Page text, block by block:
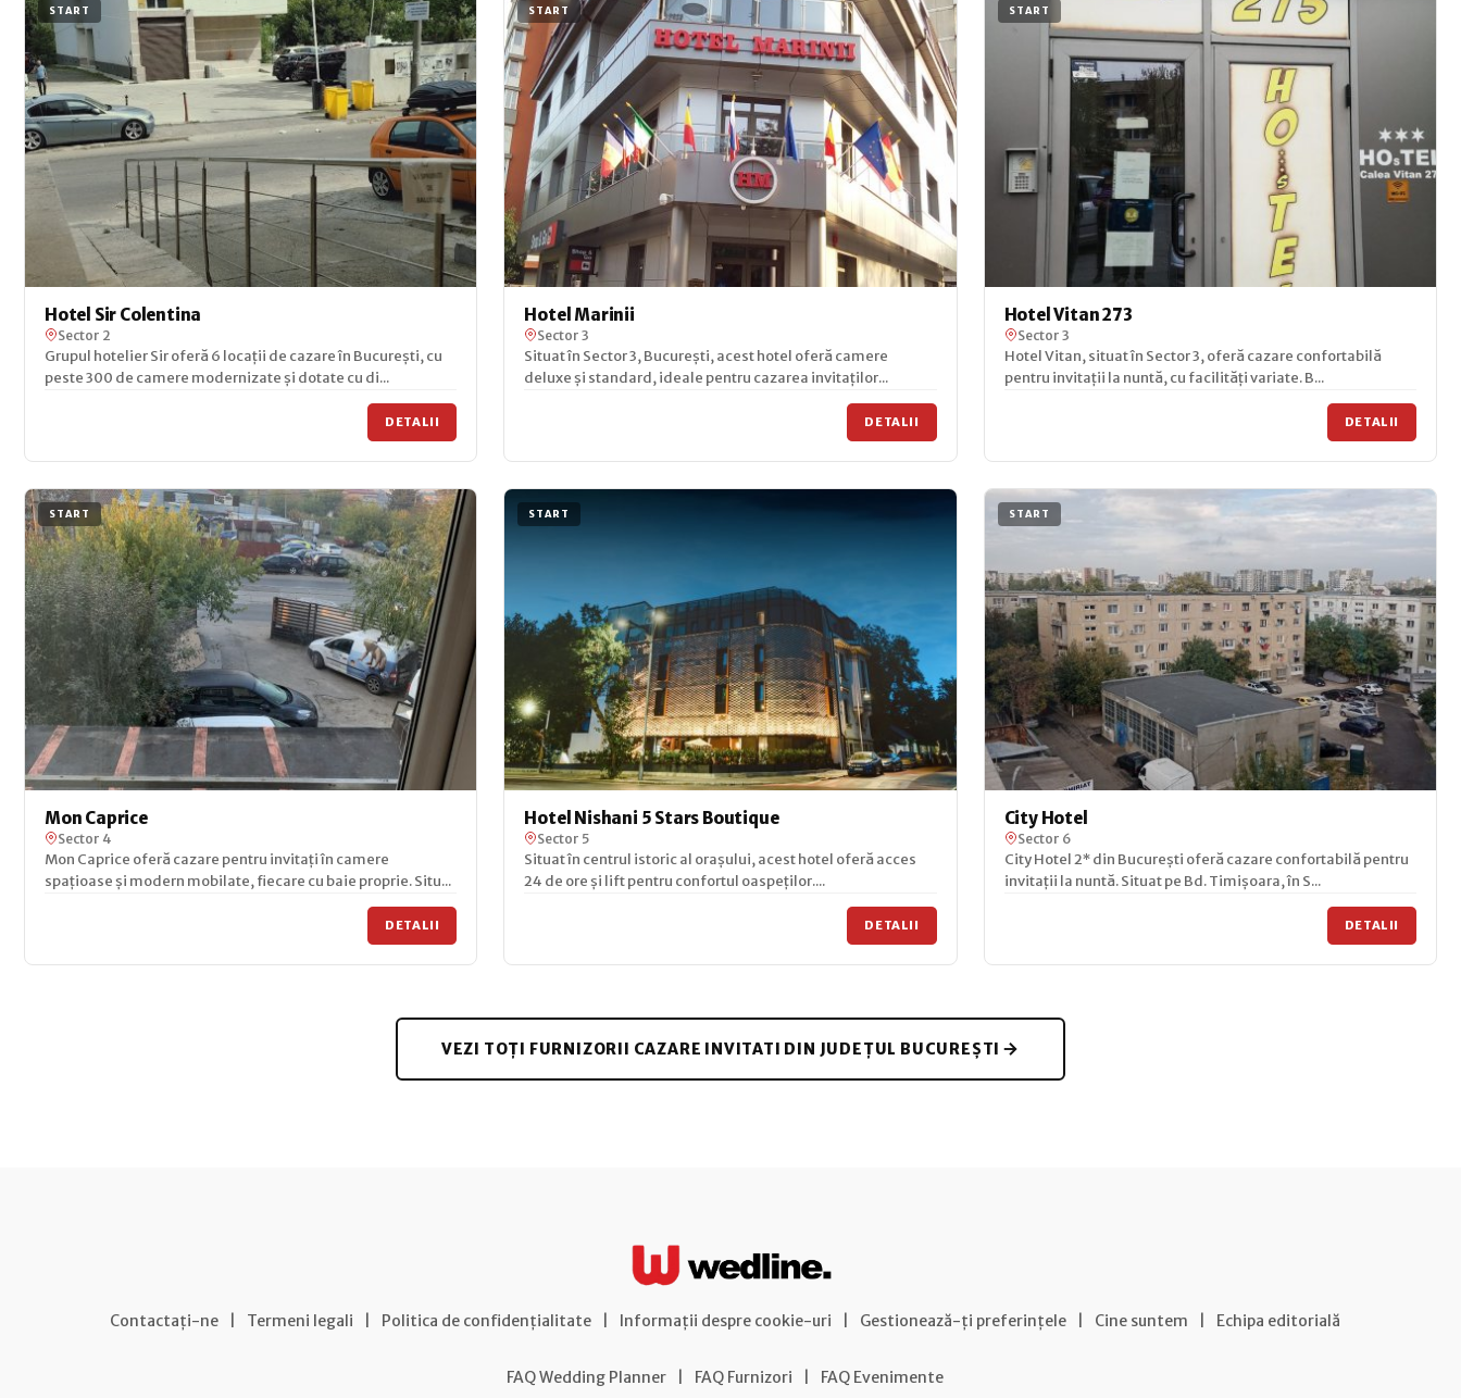
START
Hotel Sir Colentina
Sector 2
Grupul hotelier Sir oferă 6 locații de cazare în București, cu
peste 300 de camere modernizate și dotate cu di...
DETALII
START
Hotel Marinii
Sector 3
Situat în Sector 3, București, acest hotel oferă camere
deluxe și standard, ideale pentru cazarea invitaților...
DETALII
START
Hotel Vitan 273
Sector 3
Hotel Vitan, situat în Sector 3, oferă cazare confortabilă
pentru invitații la nuntă, cu facilități variate. B...
DETALII
START
Mon Caprice
Sector 4
Mon Caprice oferă cazare pentru invitați în camere
spațioase și modern mobilate, fiecare cu baie proprie. Situ...
DETALII
START
Hotel Nishani 5 Stars Boutique
Sector 5
Situat în centrul istoric al orașului, acest hotel oferă acces
24 de ore și lift pentru confortul oaspeților....
DETALII
START
City Hotel
Sector 6
City Hotel 2* din București oferă cazare confortabilă pentru
invitații la nuntă. Situat pe Bd. Timișoara, în S...
DETALII
VEZI TOȚI FURNIZORII CAZARE INVITATI DIN JUDEȚUL BUCUREȘTI
Contactați-ne Termeni legali Politica de confidențialitate Informații despre cookie-uri Gestionează-ți preferințele Cine suntem Echipa editorială
FAQ Wedding Planner FAQ Furnizori FAQ Evenimente